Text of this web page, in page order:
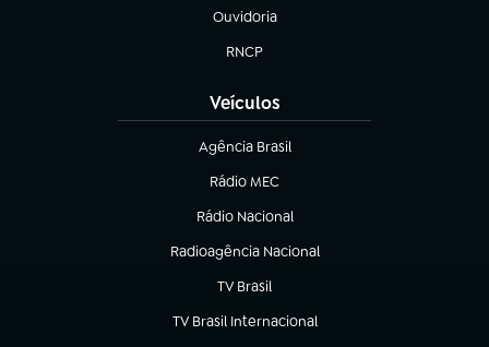
Ouvidoria
(abre em nova aba)
RNCP
(abre em nova aba)
Veículos
Agência Brasil
(abre em nova aba)
Rádio MEC
Rádio Nacional
(abre em nova aba)
Radioagência Nacional
(abre em nova aba)
TV Brasil
(abre em nova aba)
TV Brasil Internacional
(abre em nova aba)